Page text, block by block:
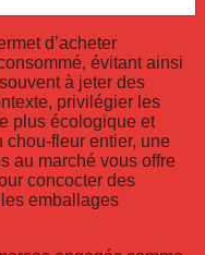
d’acheter
évitant ainsi
à jeter des
privilégier les
plus écologique et
chou-fleur entier, une
au marché vous offre
concocter des
emballages